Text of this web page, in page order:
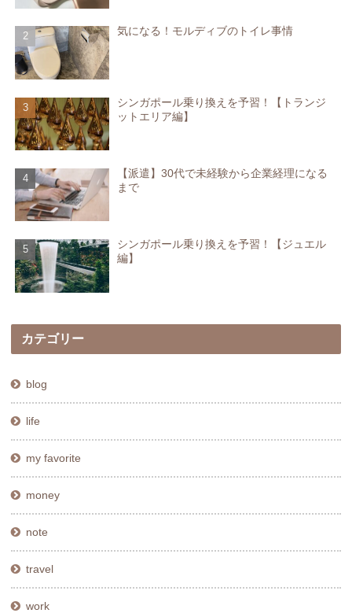
気になる！モルディブのトイレ事情
シンガポール乗り換えを予習！【トランジ
ットエリア編】
【派遣】30代で未経験から企業経理になる
まで
シンガポール乗り換えを予習！【ジュエル
編】
カテゴリー
blog
life
my favorite
money
note
travel
work